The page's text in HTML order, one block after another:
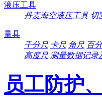
液压工具
丹麦海空液压工具 切
量具
千分尺 卡尺 角尺 百
高度尺 测量数据记录
员工防护